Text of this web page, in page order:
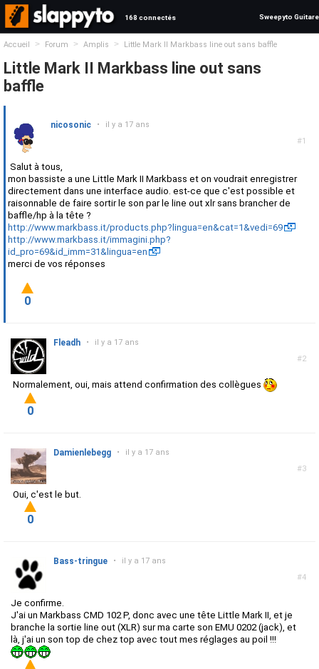
168 connectés Sweepyto Guitare
Accueil > Forum > Amplis > Little Mark II Markbass line out sans baffle
Little Mark II Markbass line out sans
baffle
#1
nicosonic • il y a 17 ans
Salut à tous,
mon bassiste a une Little Mark II Markbass et on voudrait enregistrer
directement dans une interface audio. est-ce que c'est possible et
raisonnable de faire sortir le son par le line out xlr sans brancher de
baffle/hp à la tête ?
http://www.markbass.it/products.php?lingua=en&cat=1&vedi=69
http://www.markbass.it/immagini.php?
id_pro=69&id_imm=31&lingua=en
merci de vos réponses
0
#2
Fleadh • il y a 17 ans
Normalement, oui, mais attend confirmation des collègues
0
#3
Damienlebegg • il y a 17 ans
Oui, c'est le but.
0
#4
Bass-tringue • il y a 17 ans
Je confirme.
J'ai un Markbass CMD 102 P, donc avec une tête Little Mark II, et je
branche la sortie line out (XLR) sur ma carte son EMU 0202 (jack), et
là, j'ai un son top de chez top avec tout mes réglages au poil !!!